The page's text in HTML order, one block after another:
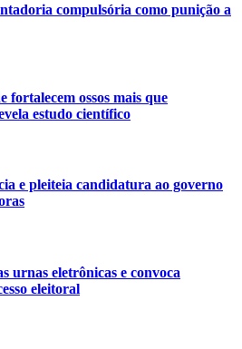
compulsória como punição a
fortalecem ossos mais que
estudo científico
e pleiteia candidatura ao governo
urnas eletrônicas e convoca
eleitoral